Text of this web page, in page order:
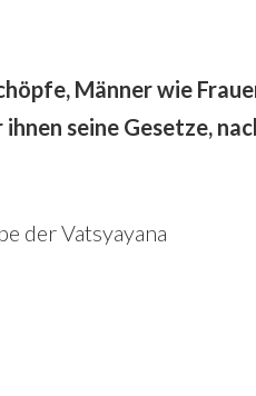
Männer wie
seine Gesetze,
der Vatsyayana